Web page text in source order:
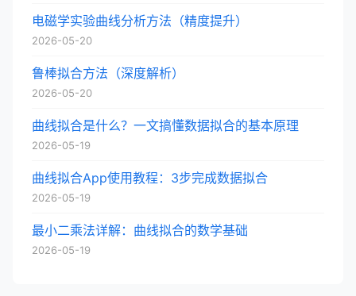
电磁学实验曲线分析方法（精度提升）
2026-05-20
鲁棒拟合方法（深度解析）
2026-05-20
曲线拟合是什么？一文搞懂数据拟合的基本原理
2026-05-19
曲线拟合App使用教程：3步完成数据拟合
2026-05-19
最小二乘法详解：曲线拟合的数学基础
2026-05-19